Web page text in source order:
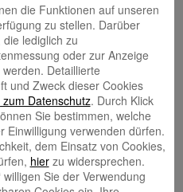
Erforderliche Felder
die Funktionen auf unseren
zu stellen. Darüber
lediglich zu
oder zur Anzeige
Detaillierte
und Zweck dieser Cookies
Datenschutz. Durch Klick
Sie bestimmen, welche
Einwilligung verwenden dürfen.
dem Einsatz von Cookies,
hierzu widersprechen.
Sie der Verwendung